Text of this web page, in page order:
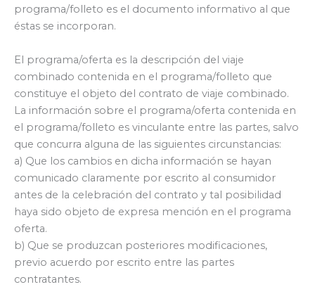
programa/folleto es el documento informativo al que
éstas se incorporan.
El programa/oferta es la descripción del viaje
combinado contenida en el programa/folleto que
constituye el objeto del contrato de viaje combinado.
La información sobre el programa/oferta contenida en
el programa/folleto es vinculante entre las partes, salvo
que concurra alguna de las siguientes circunstancias:
a) Que los cambios en dicha información se hayan
comunicado claramente por escrito al consumidor
antes de la celebración del contrato y tal posibilidad
haya sido objeto de expresa mención en el programa
oferta.
b) Que se produzcan posteriores modificaciones,
previo acuerdo por escrito entre las partes
contratantes.